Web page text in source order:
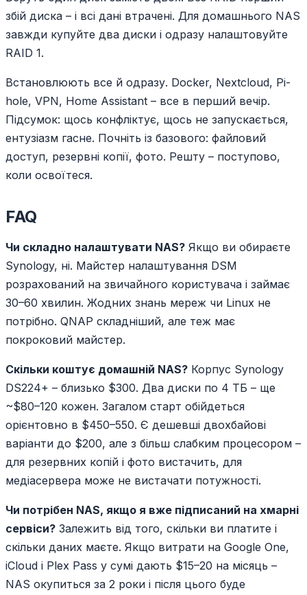
збій диска – і всі дані втрачені. Для домашнього NAS
завжди купуйте два диски і одразу налаштовуйте
RAID 1.
Встановлюють все й одразу. Docker, Nextcloud, Pi-
hole, VPN, Home Assistant – все в перший вечір.
Підсумок: щось конфліктує, щось не запускається,
ентузіазм гасне. Почніть із базового: файловий
доступ, резервні копії, фото. Решту – поступово,
коли освоїтеся.
FAQ
Чи складно налаштувати NAS? Якщо ви обираєте
Synology, ні. Майстер налаштування DSM
розрахований на звичайного користувача і займає
30–60 хвилин. Жодних знань мереж чи Linux не
потрібно. QNAP складніший, але теж має
покроковий майстер.
Скільки коштує домашній NAS? Корпус Synology
DS224+ – близько $300. Два диски по 4 ТБ – ще
~$80–120 кожен. Загалом старт обійдеться
орієнтовно в $450–550. Є дешевші двохбайові
варіанти до $200, але з більш слабким процесором –
для резервних копій і фото вистачить, для
медіасервера може не вистачати потужності.
Чи потрібен NAS, якщо я вже підписаний на хмарні
сервіси? Залежить від того, скільки ви платите і
скільки даних маєте. Якщо витрати на Google One,
iCloud і Plex Pass у сумі дають $15–20 на місяць –
NAS окупиться за 2 роки і після цього буде